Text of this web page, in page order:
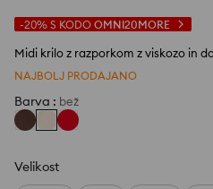
-20% S KODO OMNI20MORE
Midi krilo z razporkom z viskozo in
NAJBOLJ PRODAJANO
Barva : bež
Velikost